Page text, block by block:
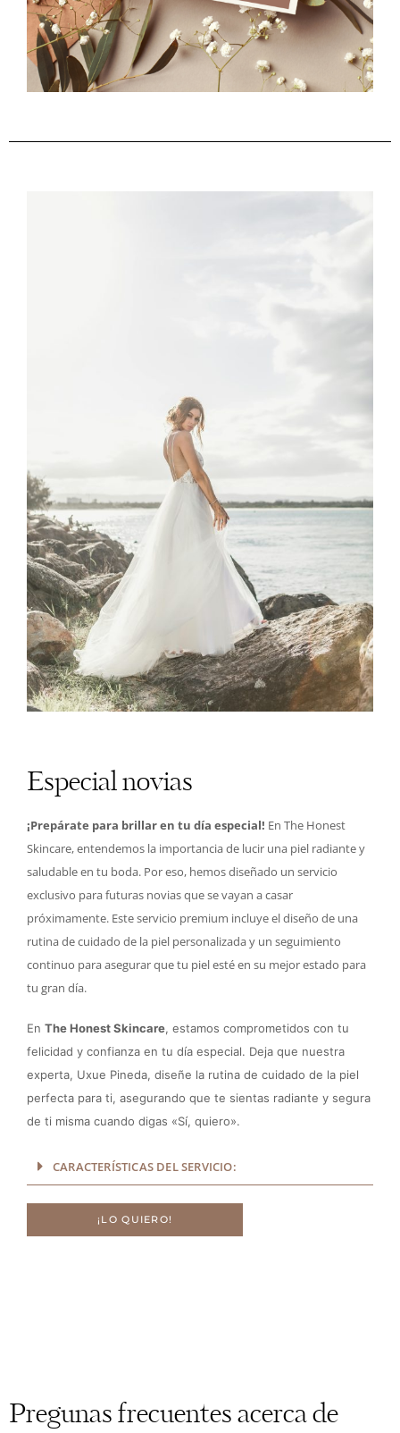
Especial novias
¡Prepárate para brillar en tu día especial! En The Honest
Skincare, entendemos la importancia de lucir una piel radiante y
saludable en tu boda. Por eso, hemos diseñado un servicio
exclusivo para futuras novias que se vayan a casar
próximamente. Este servicio premium incluye el diseño de una
rutina de cuidado de la piel personalizada y un seguimiento
continuo para asegurar que tu piel esté en su mejor estado para
tu gran día.
En The Honest Skincare, estamos comprometidos con tu
felicidad y confianza en tu día especial. Deja que nuestra
experta, Uxue Pineda, diseñe la rutina de cuidado de la piel
perfecta para ti, asegurando que te sientas radiante y segura
de ti misma cuando digas «Sí, quiero».
CARACTERÍSTICAS DEL SERVICIO:
¡LO QUIERO!
Pregunas frecuentes acerca de